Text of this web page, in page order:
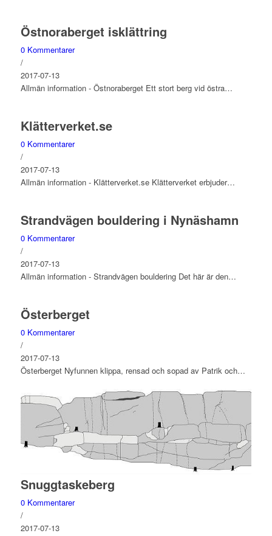
Östnoraberget isklättring
0 Kommentarer
/
2017-07-13
Allmän information - Östnoraberget Ett stort berg vid östra…
Klätterverket.se
0 Kommentarer
/
2017-07-13
Allmän information - Klätterverket.se Klätterverket erbjuder…
Strandvägen bouldering i Nynäshamn
0 Kommentarer
/
2017-07-13
Allmän information - Strandvägen bouldering Det här är den…
Österberget
0 Kommentarer
/
2017-07-13
Österberget Nyfunnen klippa, rensad och sopad av Patrik och…
Snuggtaskeberg
0 Kommentarer
/
2017-07-13